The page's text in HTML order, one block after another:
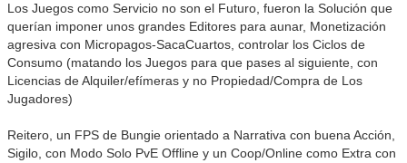
Los Juegos como Servicio no son el Futuro, fueron la Solución que
querían imponer unos grandes Editores para aunar, Monetización
agresiva con Micropagos-SacaCuartos, controlar los Ciclos de
Consumo (matando los Juegos para que pases al siguiente, con
Licencias de Alquiler/efímeras y no Propiedad/Compra de Los
Jugadores)
Reitero, un FPS de Bungie orientado a Narrativa con buena Acción,
Sigilo, con Modo Solo PvE Offline y un Coop/Online como Extra con